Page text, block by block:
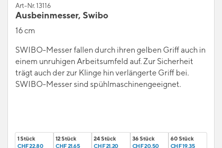
Art-Nr. 13116
Ausbeinmesser, Swibo
16 cm
SWIBO-Messer fallen durch ihren gelben Griff auch in
einem unruhigen Arbeitsumfeld auf. Zur Sicherheit
trägt auch der zur Klinge hin verlängerte Griff bei.
SWIBO-Messer sind spühlmaschinengeeignet.
1 Stück
CHF 22.80
12 Stück
CHF 21.65
24 Stück
CHF 21.20
36 Stück
CHF 20.50
60 Stück
CHF 19.35